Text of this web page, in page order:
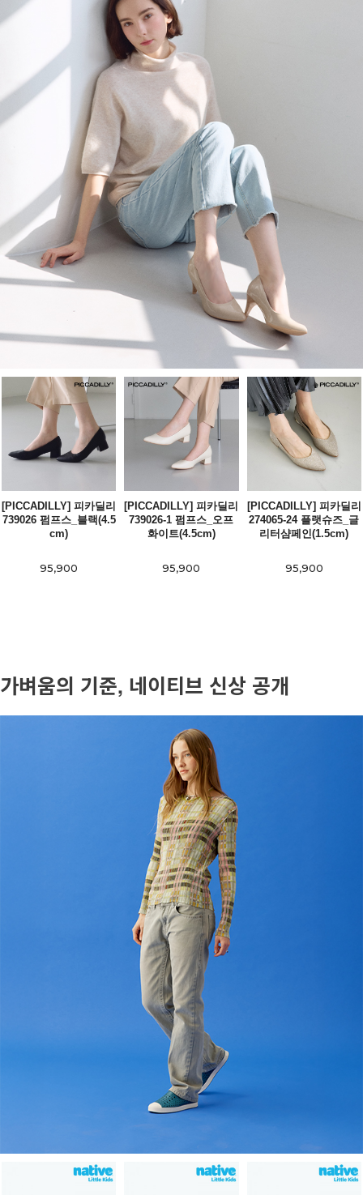
[PICCADILLY] 피카딜리
739026 펌프스_블랙(4.5
cm)
95,900
[PICCADILLY] 피카딜리
739026-1 펌프스_오프
화이트(4.5cm)
95,900
[PICCADILLY] 피카딜리
274065-24 플랫슈즈_글
리터샴페인(1.5cm)
95,900
가벼움의 기준, 네이티브 신상 공개